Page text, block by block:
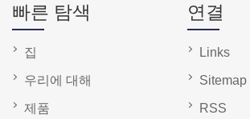
빠른 탐색
집
우리에 대해
제품
연결
Links
Sitemap
RSS